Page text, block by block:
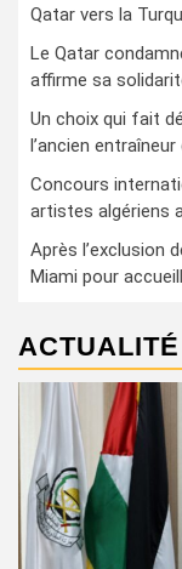
Qatar vers la
Le Qatar
affirme sa
Un choix qui fait
l’ancien
Concours
artistes algériens
Après l’exclusion
Miami pour
ACTUALITÉ